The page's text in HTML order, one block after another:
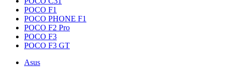
POCO F1
POCO PHONE F1
POCO F2 Pro
POCO F3
POCO F3 GT
Asus